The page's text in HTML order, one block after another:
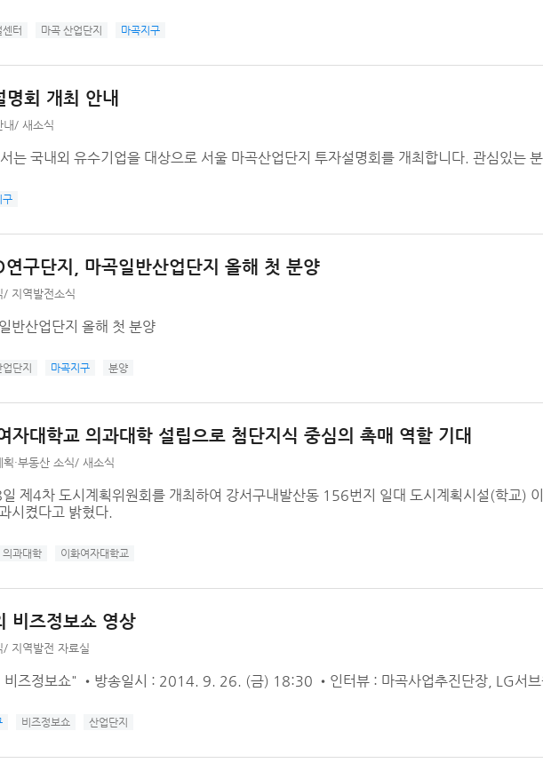
터 마곡 산업단지 마곡지구
회 개최 안내
내/ 새소식
는 국내외 유수기업을 대상으로 서울 마곡산업단지 투자설명회를 개최합니다. 관심있는
구
구단지, 마곡일반산업단지 올해 첫 분양
/ 지역발전소식
반산업단지 올해 첫 분양
단지 마곡지구 분양
자대학교 의과대학 설립으로 첨단지식 중심의 촉매 역할 기대
획·부동산 소식/ 새소식
제4차 도시계획위원회를 개최하여 강서구내발산동 156번지 일대 도시계획시설(학교)
시켰다고 밝혔다.
의과대학 이화여자대학교
비즈정보쇼 영상
/ 지역발전 자료실
비즈정보쇼" •방송일시 : 2014. 9. 26. (금) 18:30 •인터뷰 : 마곡사업추진단장, LG서브
비즈정보쇼 산업단지